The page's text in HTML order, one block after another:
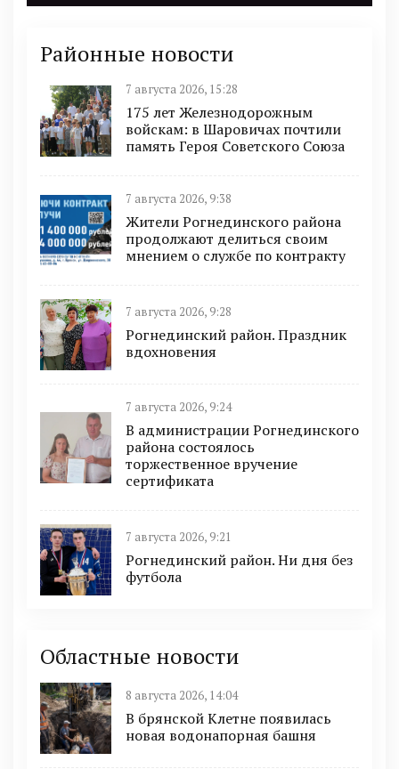
Районные новости
7 августа 2026, 15:28
175 лет Железнодорожным
войскам: в Шаровичах почтили
память Героя Советского Союза
7 августа 2026, 9:38
Жители Рогнединского района
продолжают делиться своим
мнением о службе по контракту
7 августа 2026, 9:28
Рогнединский район. Праздник
вдохновения
7 августа 2026, 9:24
В администрации Рогнединского
района состоялось
торжественное вручение
сертификата
7 августа 2026, 9:21
Рогнединский район. Ни дня без
футбола
Областные новости
8 августа 2026, 14:04
В брянской Клетне появилась
новая водонапорная башня